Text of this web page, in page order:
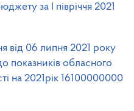
за І півріччя 2021
від 06 липня 2021 року
показників обласного
на 2021рік 16100000000